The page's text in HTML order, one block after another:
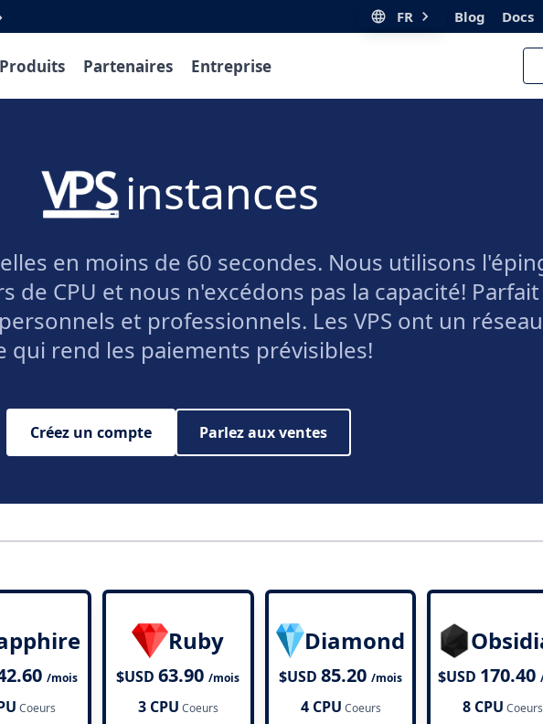
FR Blog Docs
Produits Partenaires Entreprise
instances
en moins de 60 secondes. Nous utilisons
de CPU et nous n'excédons pas la capacité!
et professionnels. Les VPS ont un
qui rend les paiements prévisibles!
Créez un compte Parlez aux ventes
/mois
Coeurs
Ruby
$USD63.90/mois
3 CPU Coeurs
Diamond
$USD85.20/mois
4 CPU Coeurs
$USD 170.40
8 CPU Coeurs